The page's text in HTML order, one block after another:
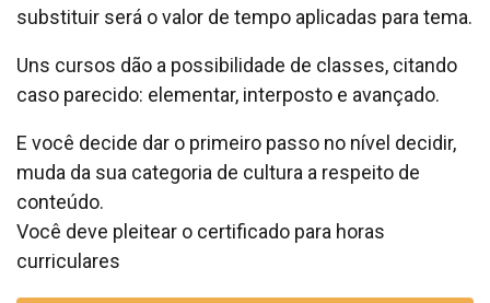
substituir será o valor de tempo aplicadas para tema.
Uns cursos dão a possibilidade de classes, citando
caso parecido: elementar, interposto e avançado.
E você decide dar o primeiro passo no nível decidir,
muda da sua categoria de cultura a respeito de
conteúdo.
Você deve pleitear o certificado para horas
curriculares